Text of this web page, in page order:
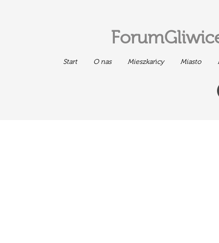
Start O nas Mieszkańcy Miasto